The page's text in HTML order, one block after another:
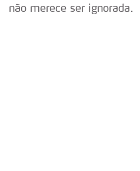
não merece ser ignorada.